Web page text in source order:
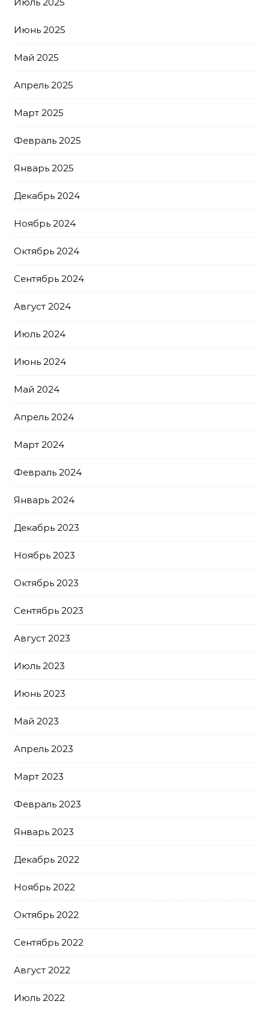
Июнь 2025
Май 2025
Апрель 2025
Март 2025
Февраль 2025
Январь 2025
Декабрь 2024
Ноябрь 2024
Октябрь 2024
Сентябрь 2024
Август 2024
Июль 2024
Июнь 2024
Май 2024
Апрель 2024
Март 2024
Февраль 2024
Январь 2024
Декабрь 2023
Ноябрь 2023
Октябрь 2023
Сентябрь 2023
Август 2023
Июль 2023
Июнь 2023
Май 2023
Апрель 2023
Март 2023
Февраль 2023
Январь 2023
Декабрь 2022
Ноябрь 2022
Октябрь 2022
Сентябрь 2022
Август 2022
Июль 2022